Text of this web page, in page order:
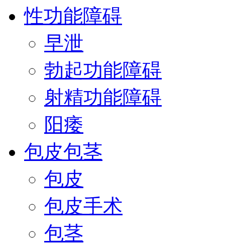
性功能障碍
早泄
勃起功能障碍
射精功能障碍
阳痿
包皮包茎
包皮
包皮手术
包茎